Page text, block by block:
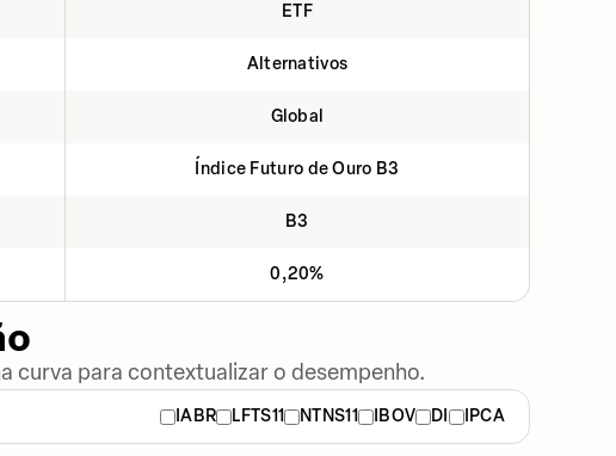
ETF
Alternativos
Global
Índice Futuro de Ouro B3
B3
0,20%
curva para contextualizar o desempenho.
IABR LFTS11 NTNS11 IBOV DI
IPCA